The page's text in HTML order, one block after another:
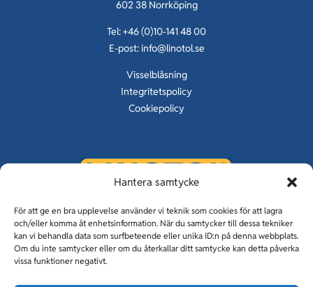
Hantera samtycke
För att ge en bra upplevelse använder vi teknik som cookies för att lagra
och/eller komma åt enhetsinformation. När du samtycker till dessa tekniker
kan vi behandla data som surfbeteende eller unika ID:n på denna webbplats.
Om du inte samtycker eller om du återkallar ditt samtycke kan detta påverka
vissa funktioner negativt.
602 38 Norrköping
Tel: +46 (0)10-141 48 00
E-post:info@linotol.se
Visselblåsning
Integritetspolicy
Cookiepolicy
KUNSKAP OM GOLV SEDAN 1929
Linotolgolv & Linotol Fogfria